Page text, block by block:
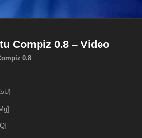
Compiz 0.8 – Video
0.8